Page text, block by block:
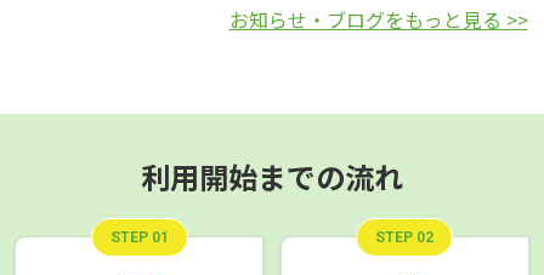
お知らせ・ブログをもっと見る >>
利用開始までの流れ
STEP 01 STEP 02